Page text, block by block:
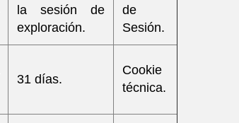
la sesión de
exploración.
de
Sesión.
31 días.
Cookie
técnica.